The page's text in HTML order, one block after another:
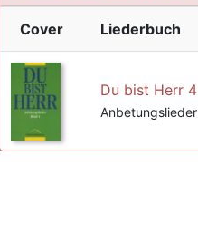
Cover Liederbuch
Du bist Herr 4
Anbetungslieder